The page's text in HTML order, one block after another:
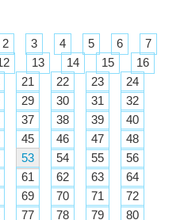
2 3 4 5 6
7
13 14 15
16
21 22 23
24
29 30 31
32
37 38 39
40
45 46 47
48
53 54 55
56
61 62 63
64
69 70 71
72
77 78 79
80